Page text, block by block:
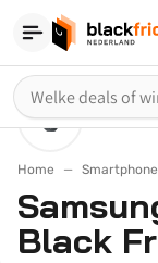
Home
Black